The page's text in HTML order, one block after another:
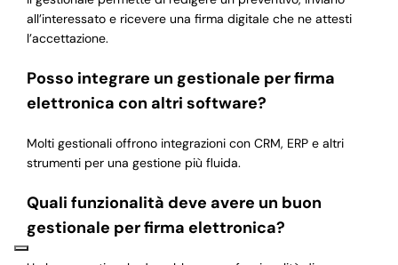
all’interessato e ricevere una firma digitale che ne attesti
l’accettazione.
Posso integrare un gestionale per firma
elettronica con altri software?
Molti gestionali offrono integrazioni con CRM, ERP e altri
strumenti per una gestione più fluida.
Quali funzionalità deve avere un buon
gestionale per firma elettronica?